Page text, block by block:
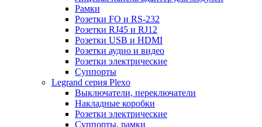
Рамки
Розетки FO и RS-232
Розетки RJ45 и RJ12
Розетки USB и HDMI
Розетки аудио и видео
Розетки электрические
Суппорты
Legrand серия Plexo
Выключатели, переключатели
Накладные коробки
Розетки электрические
Суппорты, рамки